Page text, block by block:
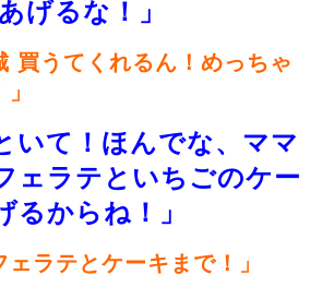
げるな！」
買うてくれるん！めっちゃ
いて！ほんでな、ママ
ェラテといちごのケー
るからね！」
ェラテとケーキまで！」